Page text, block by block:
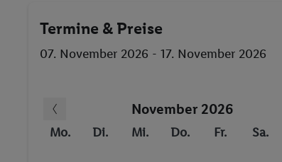
Termine & Preise
07. November 2026 - 17. November 2026
November 2026
Mo. Di. Mi. Do. Fr. Sa.